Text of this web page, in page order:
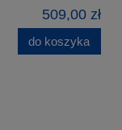
509,00 zł
do koszyka